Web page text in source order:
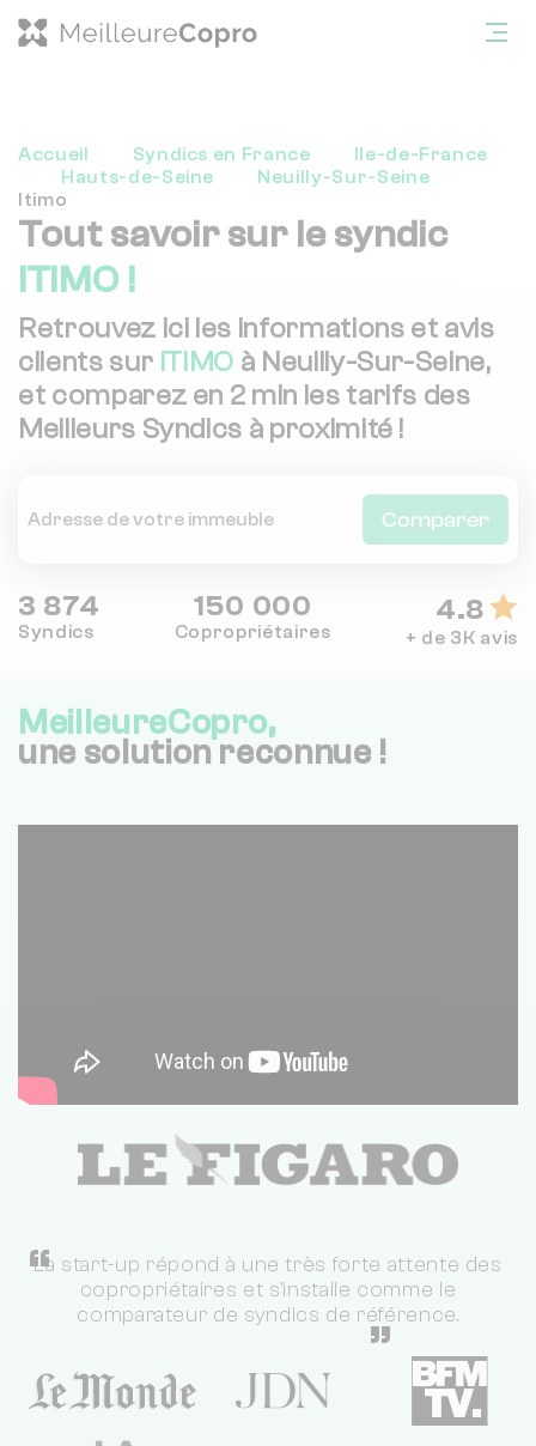
Accueil Syndics en France
Ile-de-France
Hauts-de-Seine
Neuilly-Sur-Seine
Itimo
Tout savoir sur le syndic
ITIMO !
Retrouvez ici les informations et avis
clients sur ITIMO à Neuilly-Sur-Seine,
et comparez en 2 min les tarifs des
Meilleurs Syndics à proximité !
Comparer
3 874
Syndics
150 000
Copropriétaires
4.8
+ de 3K avis
MeilleureCopro,
une solution reconnue !
“
La start-up répond à une très forte attente des
copropriétaires et s'installe comme le
comparateur de syndics de référence.
”